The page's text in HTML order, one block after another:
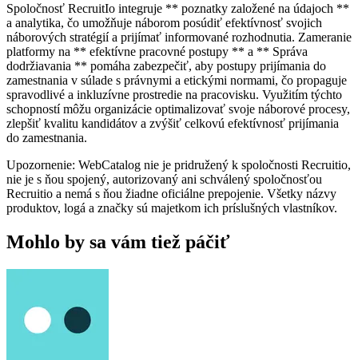
Spoločnosť RecruitIo integruje ** poznatky založené na údajoch **
a analytika, čo umožňuje náborom posúdiť efektívnosť svojich
náborových stratégií a prijímať informované rozhodnutia. Zameranie
platformy na ** efektívne pracovné postupy ** a ** Správa
dodržiavania ** pomáha zabezpečiť, aby postupy prijímania do
zamestnania v súlade s právnymi a etickými normami, čo propaguje
spravodlivé a inkluzívne prostredie na pracovisku. Využitím týchto
schopností môžu organizácie optimalizovať svoje náborové procesy,
zlepšiť kvalitu kandidátov a zvýšiť celkovú efektívnosť prijímania
do zamestnania.
Upozornenie: WebCatalog nie je pridružený k spoločnosti Recruitio,
nie je s ňou spojený, autorizovaný ani schválený spoločnosťou
Recruitio a nemá s ňou žiadne oficiálne prepojenie. Všetky názvy
produktov, logá a značky sú majetkom ich príslušných vlastníkov.
Mohlo by sa vám tiež páčiť